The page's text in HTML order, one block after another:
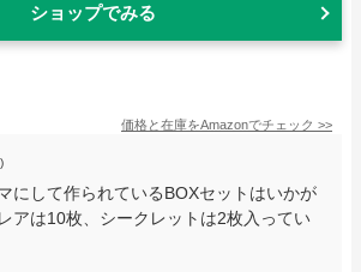
ショップでみる
価格と在庫をAmazonでチェック >>
にして作られているBOXセットはいかが
アは10枚、シークレットは2枚入ってい